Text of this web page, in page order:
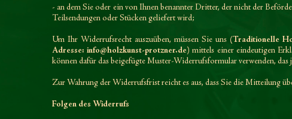
- an dem Sie oder ein von Ihnen benannter Dritter, der nicht der
Teilsendungen oder Stücken geliefert wird;
Um Ihr Widerrufsrecht auszuüben, müssen Sie uns (Traditionelle
Adresse: info@holzkunst-protzner.de) mittels einer eindeutigen
können dafür das beigefügte Muster-Widerrufsformular verwenden, das
Zur Wahrung der Widerrufsfrist reicht es aus, dass Sie die Mitteilung
Folgen des Widerrufs